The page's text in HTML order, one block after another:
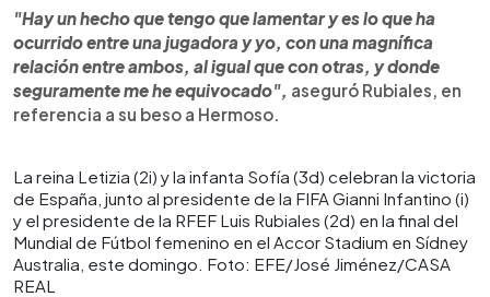
"Hay un hecho que tengo que lamentar y es lo que ha
ocurrido entre una jugadora y yo, con una magnífica
relación entre ambos, al igual que con otras, y donde
seguramente me he equivocado", aseguró Rubiales, en
referencia a su beso a Hermoso.
La reina Letizia (2i) y la infanta Sofía (3d) celebran la victoria
de España, junto al presidente de la FIFA Gianni Infantino (i)
y el presidente de la RFEF Luis Rubiales (2d) en la final del
Mundial de Fútbol femenino en el Accor Stadium en Sídney
Australia, este domingo. Foto: EFE/José Jiménez/CASA
REAL